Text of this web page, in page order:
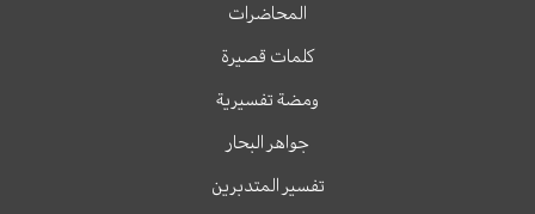
المحاضرات
كلمات قصيرة
ومضة تفسيرية
جواهر البحار
تفسير المتدبرين